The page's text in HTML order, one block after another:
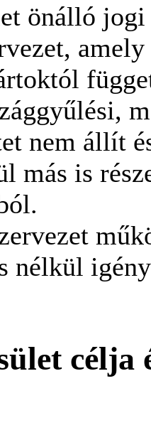
önálló
nem állít
más is
nélkül
célja